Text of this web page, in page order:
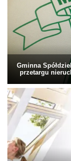
Gminna
przetargu